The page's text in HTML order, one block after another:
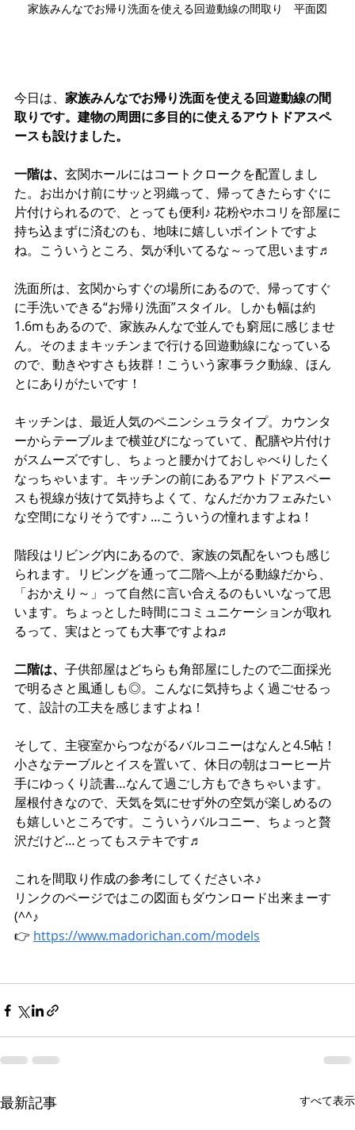
家族みんなでお帰り洗面を使える回遊動線の間取り　平面図
今日は、 家族みんなでお帰り洗面を使える回遊動線の間
取りです。建物の周囲に多目的に使えるアウトドアスペ
ースも設けました。
一階は、 玄関ホールにはコートクロークを配置しまし
た。お出かけ前にサッと羽織って、帰ってきたらすぐに
片付けられるので、とっても便利♪ 花粉やホコリを部屋に
持ち込まずに済むのも、地味に嬉しいポイントですよ
ね。こういうところ、気が利いてるな～って思います♬
洗面所は、玄関からすぐの場所にあるので、帰ってすぐ
に手洗いできる“お帰り洗面”スタイル。しかも幅は約
1.6mもあるので、家族みんなで並んでも窮屈に感じませ
ん。そのままキッチンまで行ける回遊動線になっている
ので、動きやすさも抜群！こういう家事ラク動線、ほん
とにありがたいです！
キッチンは、最近人気のペニンシュラタイプ。カウンタ
ーからテーブルまで横並びになっていて、配膳や片付け
がスムーズですし、ちょっと腰かけておしゃべりしたく
なっちゃいます。キッチンの前にあるアウトドアスペー
スも視線が抜けて気持ちよくて、なんだかカフェみたい
な空間になりそうです♪ …こういうの憧れますよね！
階段はリビング内にあるので、家族の気配をいつも感じ
られます。リビングを通って二階へ上がる動線だから、
「おかえり～」って自然に言い合えるのもいいなって思
います。ちょっとした時間にコミュニケーションが取れ
るって、実はとっても大事ですよね♬
二階は、 子供部屋はどちらも角部屋にしたので二面採光
で明るさと風通しも◎。こんなに気持ちよく過ごせるっ
て、設計の工夫を感じますよね！
そして、主寝室からつながるバルコニーはなんと4.5帖！
小さなテーブルとイスを置いて、休日の朝はコーヒー片
手にゆっくり読書…なんて過ごし方もできちゃいます。
屋根付きなので、天気を気にせず外の空気が楽しめるの
も嬉しいところです。こういうバルコニー、ちょっと贅
沢だけど…とってもステキです♬
これを間取り作成の参考にしてくださいネ♪
リンクのページではこの図面もダウンロード出来まーす
(^^♪
👉 https://www.madorichan.com/models
最新記事 すべて表示